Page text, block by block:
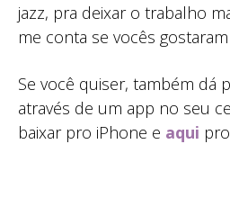
jazz, pra deixar o trabalho
me conta se vocês
Se você quiser, também dá
através de um app no seu
baixar pro iPhone e aqui